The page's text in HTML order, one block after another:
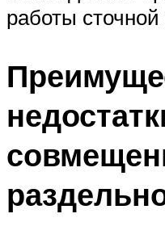
работы